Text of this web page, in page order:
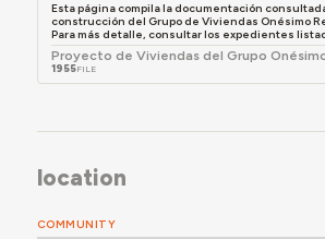
Esta página compila la documentación
construcción del Grupo de Viviendas Onésimo
Para más detalle, consultar los expedientes
Proyecto de Viviendas del Grupo
1955FILE
location
COMMUNITY